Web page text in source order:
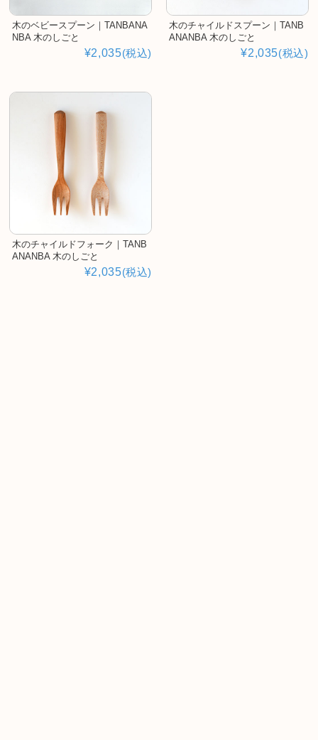
木のベビースプーン｜TANBANA
NBA 木のしごと
¥2,035(税込)
木のチャイルドスプーン｜TANB
ANANBA 木のしごと
¥2,035(税込)
木のチャイルドフォーク｜TANB
ANANBA 木のしごと
¥2,035(税込)